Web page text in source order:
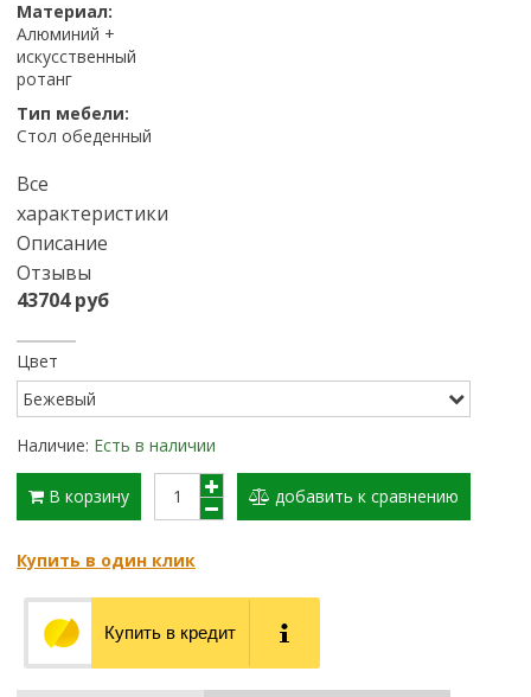
Материал:
Алюминий +
искусственный
ротанг
Тип мебели:
Стол обеденный
Все
характеристики
Описание
Отзывы
43704 руб
Цвет
Наличие: Есть в наличии
В корзину добавить к сравнению
Купить в один клик
Купить в кредит